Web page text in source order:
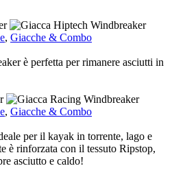
, Giacche & Combo
è perfetta per rimanere asciutti in
, Giacche & Combo
per il kayak in torrente, lago e
è rinforzata con il tessuto Ripstop,
asciutto e caldo!